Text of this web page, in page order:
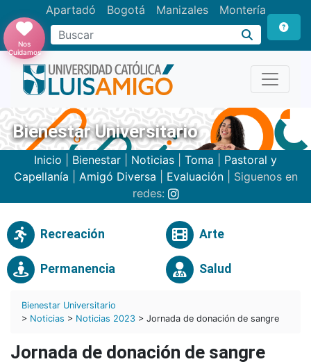
Apartadó Bogotá Manizales Montería
Buscar
Nos
Cuidamos
Bienestar Universitario
Inicio Bienestar Noticias Toma
Pastoral y
Capellanía
Amigó Diversa Evaluación| Siguenos en
redes:
Recreación Arte
Permanencia Salud
Bienestar Universitario
> Noticias > Noticias 2023 > Jornada de donación de sangre
Jornada de donación de sangre